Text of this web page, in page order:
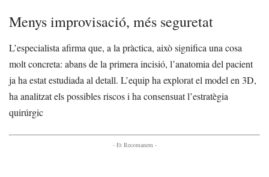
Menys improvisació, més seguretat
L’especialista afirma que, a la pràctica, això significa una cosa
molt concreta: abans de la primera incisió, l’anatomia del pacient
ja ha estat estudiada al detall. L’equip ha explorat el model en 3D,
ha analitzat els possibles riscos i ha consensuat l’estratègia
quirúrgic
- Et Recomanem -